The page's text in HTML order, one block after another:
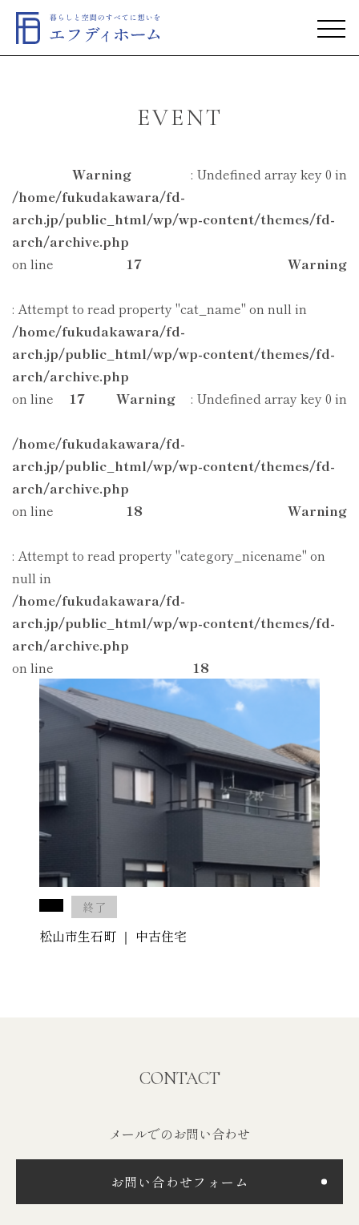
EVENT
Warning
: Undefined array key 0 in
/home/fukudakawara/fd-
arch.jp/public_html/wp/wp-content/themes/fd-
arch/archive.php
on line
17 Warning
: Attempt to read property "cat_name" on null in
/home/fukudakawara/fd-
arch.jp/public_html/wp/wp-content/themes/fd-
arch/archive.php
on line
17 Warning : Undefined array key 0 in
/home/fukudakawara/fd-
arch.jp/public_html/wp/wp-content/themes/fd-
arch/archive.php
on line
18 Warning
: Attempt to read property "category_nicename" on
null in
/home/fukudakawara/fd-
arch.jp/public_html/wp/wp-content/themes/fd-
arch/archive.php
on line
18
終了
松山市生石町 ｜ 中古住宅
CONTACT
メールでのお問い合わせ
お問い合わせフォーム